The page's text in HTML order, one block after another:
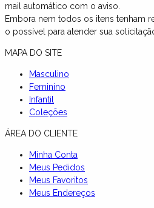
mail automático com o aviso.
Embora nem todos os itens tenham
o possível para atender sua
MAPA DO SITE
Masculino
Feminino
Infantil
Coleções
ÁREA DO CLIENTE
Minha Conta
Meus Pedidos
Meus Favoritos
Meus Endereços